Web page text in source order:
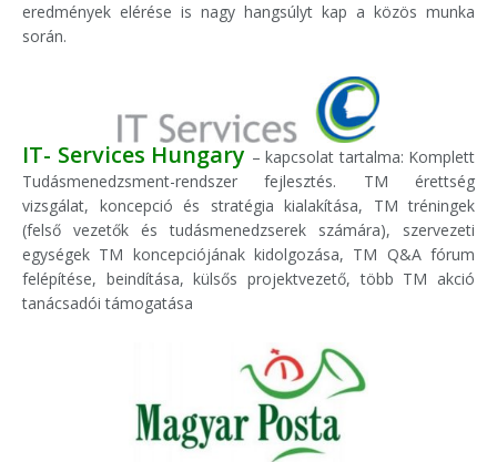
eredmények elérése is nagy hangsúlyt kap a közös munka
során.
IT- Services Hungary – kapcsolat tartalma: Komplett
Tudásmenedzsment-rendszer fejlesztés. TM érettség
vizsgálat, koncepció és stratégia kialakítása, TM tréningek
(felső vezetők és tudásmenedzserek számára), szervezeti
egységek TM koncepciójának kidolgozása, TM Q&A fórum
felépítése, beindítása, külsős projektvezető, több TM akció
tanácsadói támogatása